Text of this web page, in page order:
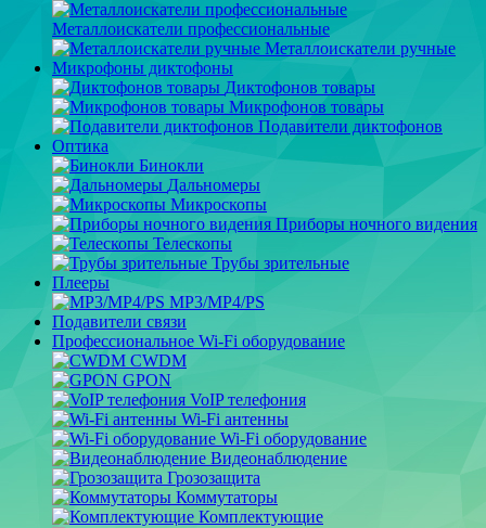
Металлоискатели профессиональные
Металлоискатели ручные
Микрофоны диктофоны
Диктофонов товары
Микрофонов товары
Подавители диктофонов
Оптика
Бинокли
Дальномеры
Микроскопы
Приборы ночного видения
Телескопы
Трубы зрительные
Плееры
MP3/MP4/PS
Подавители связи
Профессиональное Wi-Fi оборудование
CWDM
GPON
VoIP телефония
Wi-Fi антенны
Wi-Fi оборудование
Видеонаблюдение
Грозозащита
Коммутаторы
Комплектующие